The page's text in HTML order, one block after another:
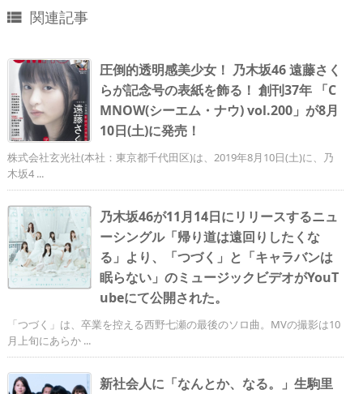
 関連記事
圧倒的透明感美少女！ 乃木坂46 遠藤さく
らが記念号の表紙を飾る！ 創刊37年 「C
MNOW(シーエム・ナウ) vol.200」が8月
10日(土)に発売！
株式会社玄光社(本社：東京都千代田区)は、2019年8月10日(土)に、乃
木坂4 ...
乃木坂46が11月14日にリリースするニュ
ーシングル「帰り道は遠回りしたくな
る」より、「つづく」と「キャラバンは
眠らない」のミュージックビデオがYouT
ubeにて公開された。
「つづく」は、卒業を控える西野七瀬の最後のソロ曲。MVの撮影は10
月上旬にあらか ...
新社会人に「なんとか、なる。」生駒里